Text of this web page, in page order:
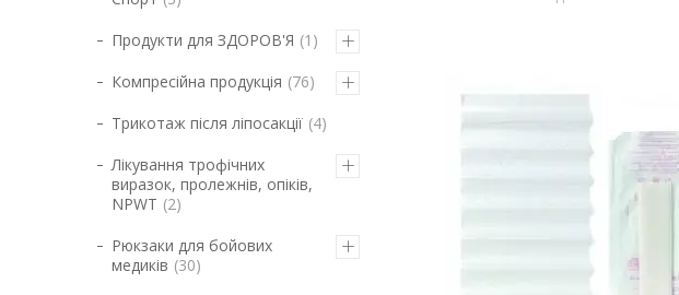
Продукти для ЗДОРОВ'Я 1
Компресійна продукція 76
Трикотаж після ліпосакції 4
Лікування трофічних
виразок, пролежнів, опіків,
NPWT 2
Рюкзаки для бойових
медиків 30